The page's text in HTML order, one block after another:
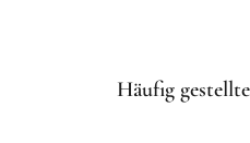
Häufig